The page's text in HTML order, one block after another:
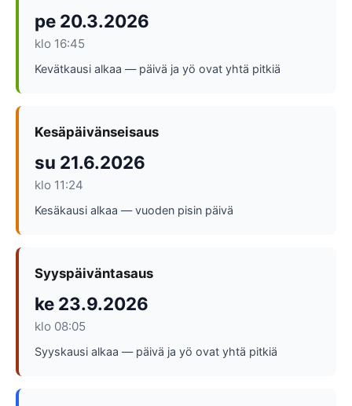
Uusivuosi
Naistenpäivä 8.3.
pe 20.3.2026
klo 16:45
Kevätkausi alkaa — päivä ja yö ovat yhtä pitkiä
Kesäpäivänseisaus
su 21.6.2026
klo 11:24
Kesäkausi alkaa — vuoden pisin päivä
Syyspäiväntasaus
ke 23.9.2026
klo 08:05
Syyskausi alkaa — päivä ja yö ovat yhtä pitkiä